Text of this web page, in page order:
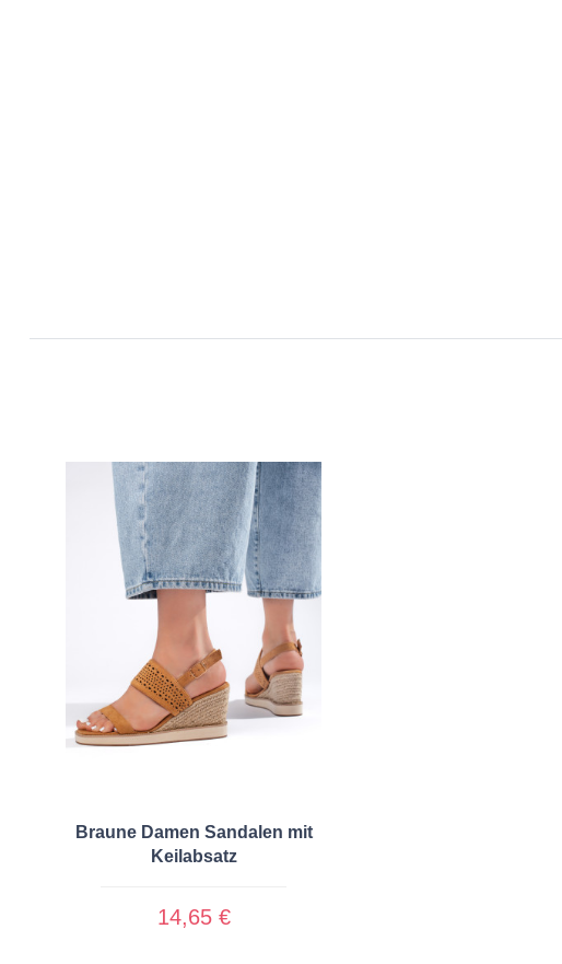
Braune Damen Sandalen mit
Keilabsatz
14,65 €